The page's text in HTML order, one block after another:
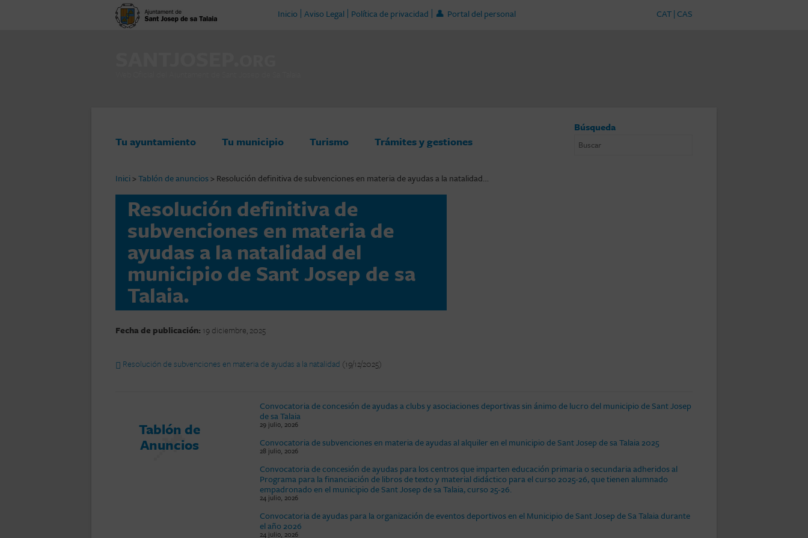
Inicio Aviso Legal Política de privacidad Portal del personal CAT| CAS
Tu ayuntamiento Tu municipio Turismo Trámites y gestiones
Búsqueda
Inici>Tablón de anuncios>Resolución definitiva de subvenciones en materia de ayudas a la natalidad…
Resolución definitiva de
subvenciones en materia de
ayudas a la natalidad del
municipio de Sant Josep de sa
Talaia.
Fecha de publicación: 19 diciembre, 2025
Resolución de subvenciones en materia de ayudas a la natalidad (19/12/2025)
Tablón de
Anuncios
Convocatoria de concesión de ayudas a clubs y asociaciones deportivas sin ánimo de lucro del municipio de Sant Josep
de sa Talaia
29 julio, 2026
Convocatoria de subvenciones en materia de ayudas al alquiler en el municipio de Sant Josep de sa Talaia 2025
28 julio, 2026
Convocatoria de concesión de ayudas para los centros que imparten educación primaria o secundaria adheridos al
Programa para la financiación de libros de texto y material didáctico para el curso 2025-26, que tienen alumnado
empadronado en el municipio de Sant Josep de sa Talaia, curso 25-26.
24 julio, 2026
Convocatoria de ayudas para la organización de eventos deportivos en el Municipio de Sant Josep de Sa Talaia durante
el año 2026
24 julio, 2026